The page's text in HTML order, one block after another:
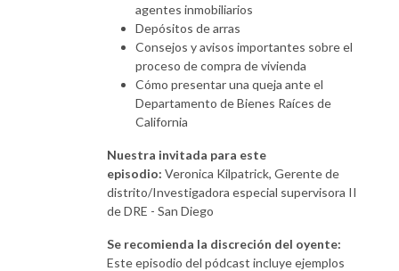
agentes inmobiliarios
Depósitos de arras
Consejos y avisos importantes sobre el
proceso de compra de vivienda
Cómo presentar una queja ante el
Departamento de Bienes Raíces de
California
Nuestra invitada para este
episodio: Veronica Kilpatrick, Gerente de
distrito/Investigadora especial supervisora II
de DRE - San Diego
Se recomienda la discreción del oyente:
Este episodio del pódcast incluye ejemplos